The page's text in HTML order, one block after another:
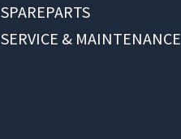
SPAREPARTS
SERVICE & MAINTENANCE